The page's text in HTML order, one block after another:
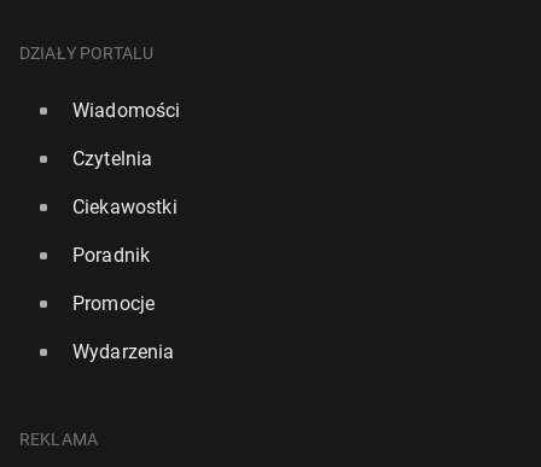
DZIAŁY PORTALU
Wiadomości
Czytelnia
Ciekawostki
Poradnik
Promocje
Wydarzenia
REKLAMA